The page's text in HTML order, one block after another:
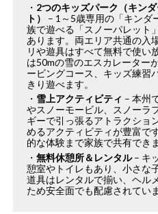
2つのキッズパーク（キン
ト）
– 1～5歳専用の「キンダ
族で遊べる「スノーパレット
あります。両エリア共通の入
リや遊具はすべて無料で使い
は50mの雪のエスカレーター
ービングコース、キッズ練習
きり遊べます​。
雪上アクティビティ – 本州
やスノーモービル、スノーラ
ギーで引っ張るアトラクショ
めるアクティビティが豊富で
的な体験まで家族で共有できま
無料休憩所＆レンタル– キ
憩室やトイレもあり、小さな
道具はレンタルで揃い、ヘル
ため安全面でも配慮されていま